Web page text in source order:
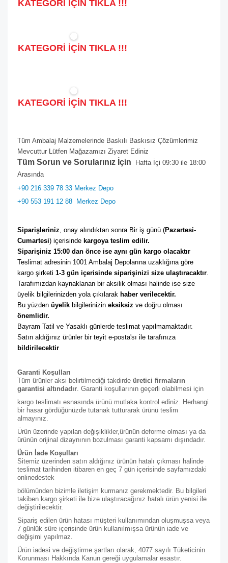
KATEGORİ İÇİN TIKLA !!!
KATEGORİ İÇİN TIKLA !!!
KATEGORİ İÇİN TIKLA !!!
Tüm Ambalaj Malzemelerinde Baskılı Baskısız Çözümlerimiz
Mevcuttur Lütfen Mağazamızı Ziyaret Ediniz
Tüm Sorun ve Sorularınız İçin Hafta İçi 09:30 ile 18:00
Arasında
+90 216 339 78 33 Merkez Depo
+90 553 191 12 88 Merkez Depo
Siparişleriniz, onay alındıktan sonra Bir iş günü (Pazartesi-
Cumartesi) içerisinde kargoya teslim edilir.
Siparişiniz 15:00 dan önce ise aynı gün kargo olacaktır
Teslimat adresinin 1001 Ambalaj Depolarına uzaklığına göre
kargo şirketi 1-3 gün içerisinde siparişinizi size ulaştıracaktır.
Tarafımızdan kaynaklanan bir aksilik olması halinde ise size
üyelik bilgilerinizden yola çıkılarak haber verilecektir.
Bu yüzden üyelik bilgilerinizin eksiksiz
önemlidir.
Bayram Tatil ve Yasaklı günlerde teslimat yapılmamaktadır.
Satın aldığınız ürünler bir teyit e-posta'sı ile tarafınıza
bildirilecektir
Garanti Koşulları
Tüm ürünler aksi belirtilmediği takdirde üretici firmaların
garantisi altındadır. Garanti koşullarının geçerli olabilmesi için
kargo teslimatı esnasında ürünü mutlaka kontrol ediniz. Herhangi
bir hasar gördüğünüzde tutanak tutturarak ürünü teslim
almayınız.
Ürün üzerinde yapılan değişiklikler,ürünün deforme olması ya da
ürünün orijinal dizaynının bozulması garanti kapsamı dışındadır.
Ürün İade Koşulları
Sitemiz üzerinden satın aldığınız ürünün hatalı çıkması halinde
teslimat tarihinden itibaren en geç 7 gün içerisinde sayfamızdaki
onlinedestek
bölümünden bizimle iletişim kurmanız gerekmektedir. Bu bilgileri
takiben kargo şirketi ile bize ulaştıracağınız hatalı ürün yenisi ile
değiştirilecektir.
Sipariş edilen ürün hatası müşteri kullanımından oluşmuşsa veya
7 günlük süre içerisinde ürün kullanılmışsa ürünün iade ve
değişimi yapılmaz.
Ürün iadesi ve değiştirme şartları olarak, 4077 sayılı Tüketicinin
Korunması Hakkında Kanun gereği uygulamalar esastır.